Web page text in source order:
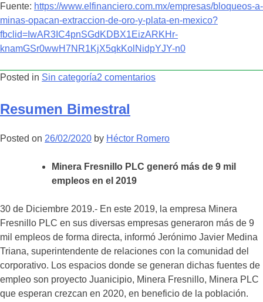
Fuente: https://www.elfinanciero.com.mx/empresas/bloqueos-a-
minas-opacan-extraccion-de-oro-y-plata-en-mexico?
fbclid=IwAR3IC4pnSGdKDBX1EizARKHr-
knamGSr0wwH7NR1KjX5qkKolNidpYJY-n0
Posted in Sin categoría2 comentariosen
Resumen Bimestral
Posted on 26/02/2020 by Héctor Romero
Minera Fresnillo PLC generó más de 9 mil
empleos en el 2019
30 de Diciembre 2019.- En este 2019, la empresa Minera
Fresnillo PLC en sus diversas empresas generaron más de 9
mil empleos de forma directa, informó Jerónimo Javier Medina
Triana, superintendente de relaciones con la comunidad del
corporativo. Los espacios donde se generan dichas fuentes de
empleo son proyecto Juanicipio, Minera Fresnillo, Minera PLC
que esperan crezcan en 2020, en beneficio de la población.